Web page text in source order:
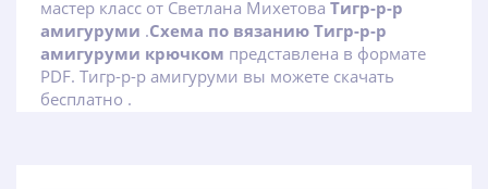
мастер класс от Светлана Михетова Тигр-р-р
амигуруми .Схема по вязанию Тигр-р-р
амигуруми крючком представлена в формате
PDF. Тигр-р-р амигуруми вы можете скачать
бесплатно .